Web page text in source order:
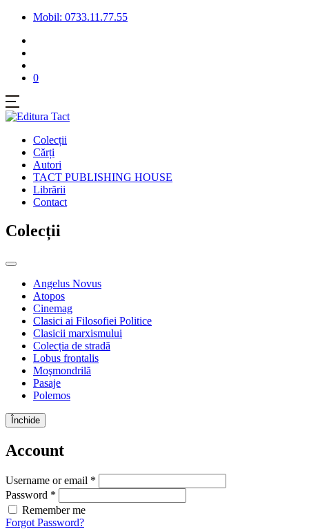
Mobil: 0733.11.77.55
0
Colecții
Cărți
Autori
TACT PUBLISHING HOUSE
Librării
Contact
Colecții
Angelus Novus
Atopos
Cinemag
Clasici ai Filosofiei Politice
Clasicii marxismului
Colecția de stradă
Lobus frontalis
Moşmondrilă
Pasaje
Polemos
Închide
Account
Username or email *
Password *
Remember me
Forgot Password?